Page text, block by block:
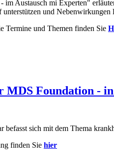
im Austausch mi Experten"
und
Termine und Themen finden Sie
MDS Foundation -
befasst sich mit dem Thema
finden Sie hier